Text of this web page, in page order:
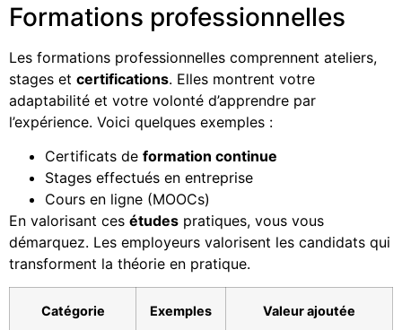
Formations professionnelles
Les formations professionnelles comprennent ateliers,
stages et certifications. Elles montrent votre
adaptabilité et votre volonté d’apprendre par
l’expérience. Voici quelques exemples :
Certificats de formation continue
Stages effectués en entreprise
Cours en ligne (MOOCs)
En valorisant ces études pratiques, vous vous
démarquez. Les employeurs valorisent les candidats qui
transforment la théorie en pratique.
Catégorie Exemples Valeur ajoutée